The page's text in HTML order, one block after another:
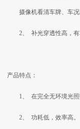
摄像机看清车牌、车
2、 补光穿透性高，
产品特点：
1、 在完全无环境光
2、 功耗低，效率高。